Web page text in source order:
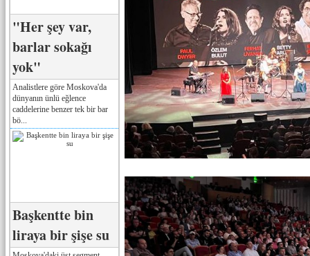
"Her şey var,
barlar sokağı
yok"
Analistlere göre Moskova'da
dünyanın ünlü eğlence
caddelerine benzer tek bir bar
bö...
Başkentte bin
liraya bir şişe su